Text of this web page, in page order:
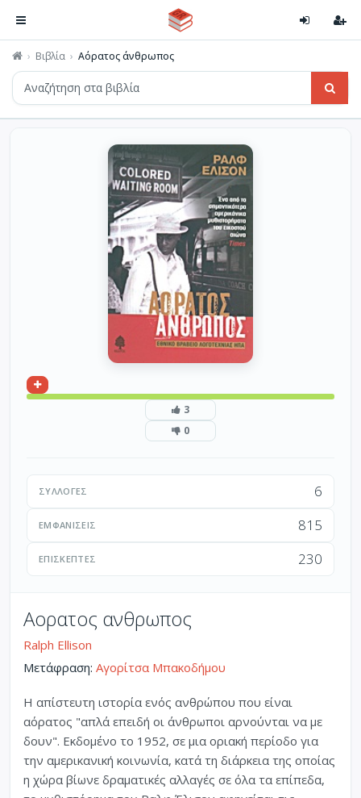
Βιβλία Αόρατος άνθρωπος
3
0
ΣΥΛΛΟΓΈΣ 6
ΕΜΦΑΝΊΣΕΙΣ 815
ΕΠΙΣΚΈΠΤΕΣ 230
Αορατος ανθρωπος
Ralph Ellison
Μετάφραση: Αγορίτσα Μπακοδήμου
Η απίστευτη ιστορία ενός ανθρώπου που είναι
αόρατος "απλά επειδή οι άνθρωποι αρνούνται να με
δουν". Εκδομένο το 1952, σε μια οριακή περίοδο για
την αμερικανική κοινωνία, κατά τη διάρκεια της οποίας
η χώρα βίωνε δραματικές αλλαγές σε όλα τα επίπεδα,